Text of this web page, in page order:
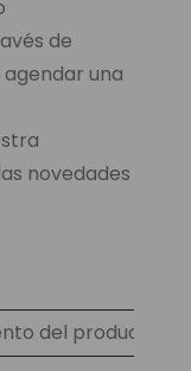
de
agendar una
novedades
del producto